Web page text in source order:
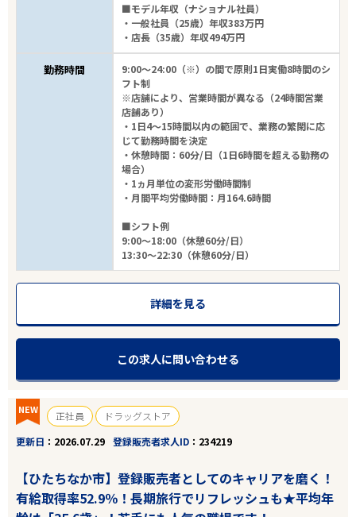
■モデル年収（ナショナル社員）
・一般社員（25歳）年収383万円
・店長（35歳）年収494万円
勤務時間
9:00～24:00（※）の間で原則1日実働8時間のシ
フト制
※店舗により、営業時間が異なる（24時間営業
店舗あり）
・1日4～15時間以内の範囲で、業務の繁閑に応
じて勤務時間を決定
・休憩時間：60分/日（1日6時間を超える勤務の
場合）
・1ヵ月単位の変形労働時間制
・月間平均労働時間：月164.6時間
■シフト例
9:00～18:00（休憩60分/日）
13:30～22:30（休憩60分/日）
詳細を見る
この求人に問い合わせる
NEW 正社員
ドラッグストア
更新日
2026.07.29 登録販売者求人ID 234219
【ひたちなか市】登録販売者としてのキャリアを磨く！
有給取得率52.9％！長期旅行でリフレッシュも★平均年